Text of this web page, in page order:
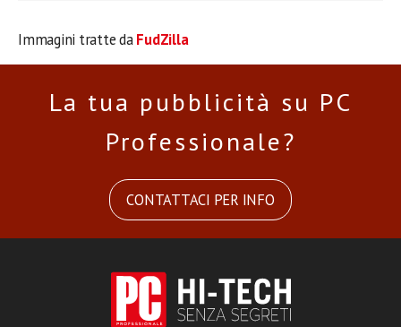
Immagini tratte daFudZilla
La tua pubblicità su PC
Professionale?
CONTATTACI PER INFO